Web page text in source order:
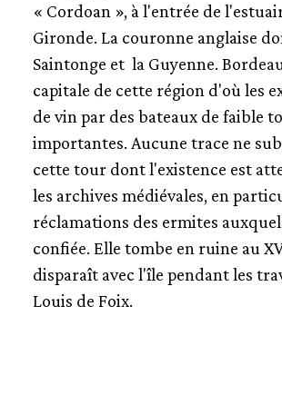
« Cordoan », à l'entrée de
Gironde. La couronne anglaise
Saintonge et la Guyenne.
capitale de cette région d'où les
de vin par des bateaux de faible
importantes. Aucune trace ne
cette tour dont l'existence est
les archives médiévales, en
réclamations des ermites
confiée. Elle tombe en ruine au
disparaît avec l'île pendant les
Louis de Foix.